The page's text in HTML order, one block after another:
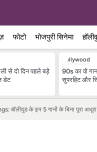
फोटो भोजपुरी सिनेमा
से दो दिन पहले बड़े
डेट
Bollywood
90s का वो
सुपरहिट और
के इन 5 गानों के बिना पूरा अधूरा